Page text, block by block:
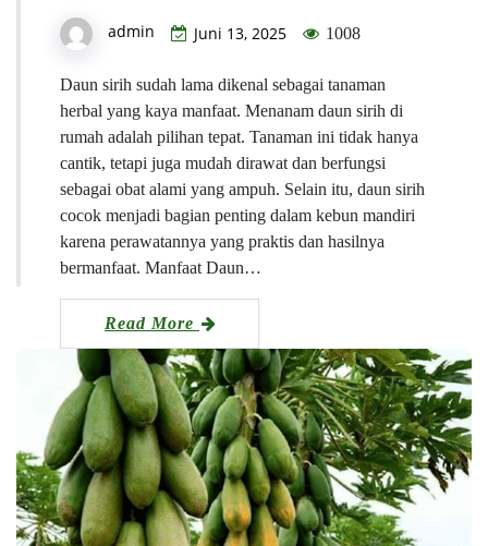
admin Juni 13, 2025 1008
Daun sirih sudah lama dikenal sebagai tanaman
herbal yang kaya manfaat. Menanam daun sirih di
rumah adalah pilihan tepat. Tanaman ini tidak hanya
cantik, tetapi juga mudah dirawat dan berfungsi
sebagai obat alami yang ampuh. Selain itu, daun sirih
cocok menjadi bagian penting dalam kebun mandiri
karena perawatannya yang praktis dan hasilnya
bermanfaat. Manfaat Daun…
Read More